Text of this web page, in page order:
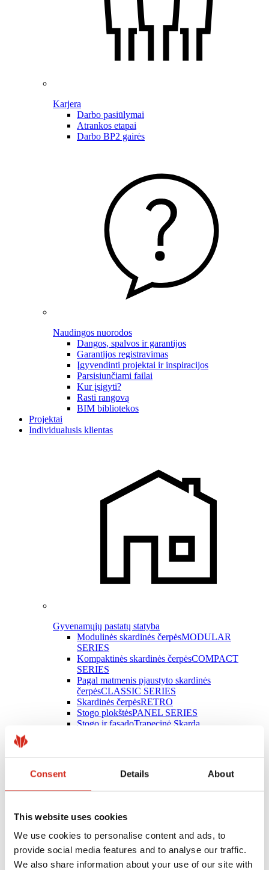
Consent Details About
This website uses cookies
We use cookies to personalise content and ads, to
provide social media features and to analyse our traffic.
We also share information about your use of our site with
Karjera
Darbo pasiūlymai
Atrankos etapai
Darbo BP2 gairės
Naudingos nuorodos
Dangos, spalvos ir garantijos
Garantijos registravimas
Įgyvendinti projektai ir inspiracijos
Parsisiunčiami failai
Kur įsigyti?
Rasti rangovą
BIM bibliotekos
Projektai
Individualusis klientas
Gyvenamųjų pastatų statyba
Modulinės skardinės čerpėsMODULAR
SERIES
Kompaktinės skardinės čerpėsCOMPACT
SERIES
Pagal matmenis pjaustyto skardinės
čerpėsCLASSIC SERIES
Skardinės čerpėsRETRO
Stogo plokštėsPANEL SERIES
Stogo ir fasadoTrapecinė Skarda